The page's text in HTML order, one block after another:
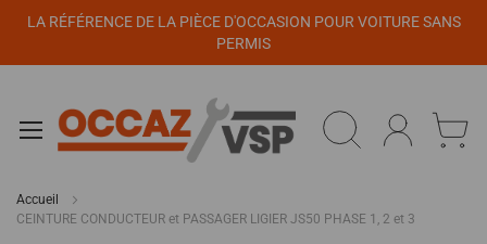
LA RÉFÉRENCE DE LA PIÈCE D'OCCASION POUR VOITURE SANS
PERMIS
Accueil
CEINTURE CONDUCTEUR et PASSAGER LIGIER JS50 PHASE 1, 2 et 3
Panneau de gestion des cookies